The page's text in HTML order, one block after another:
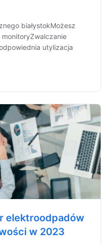
białystokMożesz
utylizacja
elektroodpadów
w 2023